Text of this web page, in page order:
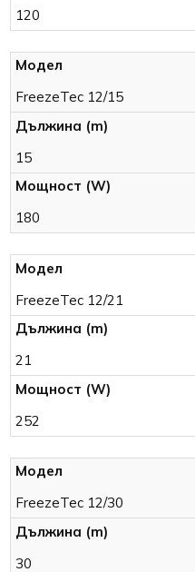
120
FreezeTec 12/15
15
180
FreezeTec 12/21
21
252
FreezeTec 12/30
30